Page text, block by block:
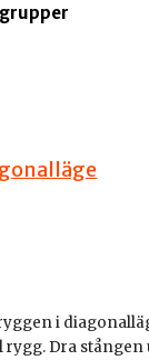
i
rygg. Dra